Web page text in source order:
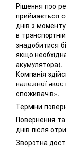
Рішення про
приймається
днів з
в
знадобитися
якщо
акумулятора).
Компанія
належної
споживачів».
Терміни
Повернення
днів після
Зворотна